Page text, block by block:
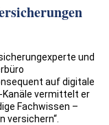
und
auf digitale
Kanäle vermittelt er
Fachwissen –
versichern“.